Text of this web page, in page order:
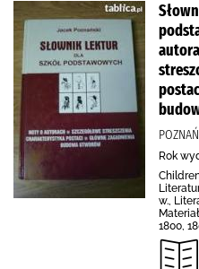
Rok
w.,
1800,